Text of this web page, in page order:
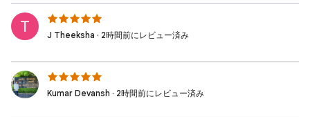
J Theeksha · 2時間前にレビュー済み
Kumar Devansh · 2時間前にレビュー済み